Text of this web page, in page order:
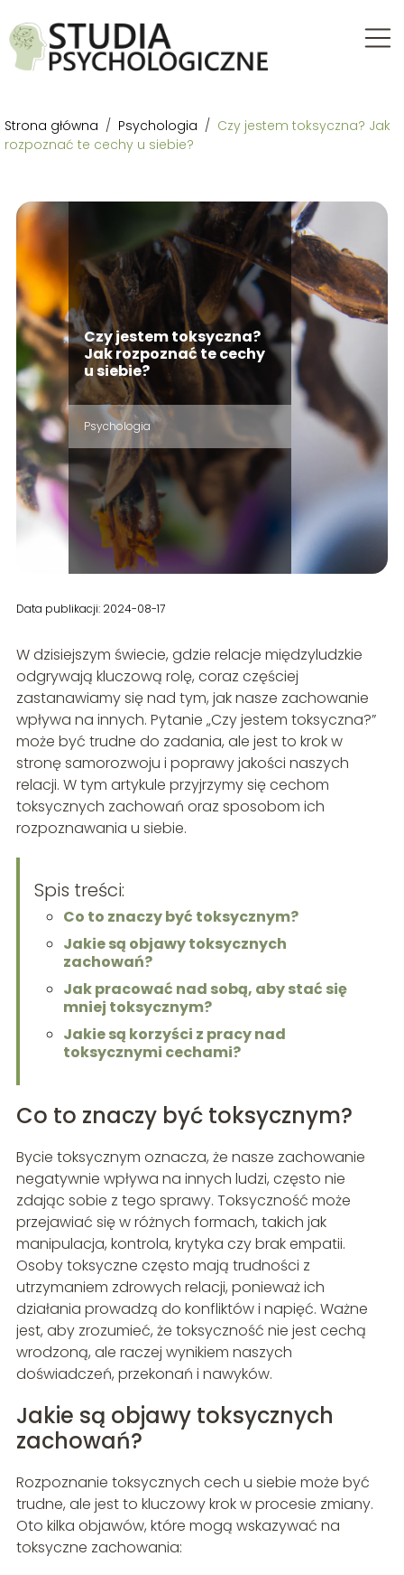
Strona główna / Psychologia / Czy jestem toksyczna? Jak
rozpoznać te cechy u siebie?
Czy jestem toksyczna?
Jak rozpoznać te cechy
u siebie?
Psychologia
Data publikacji: 2024-08-17
W dzisiejszym świecie, gdzie relacje międzyludzkie
odgrywają kluczową rolę, coraz częściej
zastanawiamy się nad tym, jak nasze zachowanie
wpływa na innych. Pytanie „Czy jestem toksyczna?”
może być trudne do zadania, ale jest to krok w
stronę samorozwoju i poprawy jakości naszych
relacji. W tym artykule przyjrzymy się cechom
toksycznych zachowań oraz sposobom ich
rozpoznawania u siebie.
Spis treści:
Co to znaczy być toksycznym?
Jakie są objawy toksycznych
zachowań?
Jak pracować nad sobą, aby stać się
mniej toksycznym?
Jakie są korzyści z pracy nad
toksycznymi cechami?
Co to znaczy być toksycznym?
Bycie toksycznym oznacza, że nasze zachowanie
negatywnie wpływa na innych ludzi, często nie
zdając sobie z tego sprawy. Toksyczność może
przejawiać się w różnych formach, takich jak
manipulacja, kontrola, krytyka czy brak empatii.
Osoby toksyczne często mają trudności z
utrzymaniem zdrowych relacji, ponieważ ich
działania prowadzą do konfliktów i napięć. Ważne
jest, aby zrozumieć, że toksyczność nie jest cechą
wrodzoną, ale raczej wynikiem naszych
doświadczeń, przekonań i nawyków.
Jakie są objawy toksycznych
zachowań?
Rozpoznanie toksycznych cech u siebie może być
trudne, ale jest to kluczowy krok w procesie zmiany.
Oto kilka objawów, które mogą wskazywać na
toksyczne zachowania: